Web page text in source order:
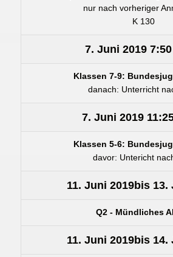
nur nach vorheriger
K 130
7. Juni 2019 7:50
Klassen 7-9:
danach: Unterricht
7. Juni 2019
Klassen 5-6:
davor: Untericht
11. Juni 2019bis 13.
Q2 - Mündliches
11. Juni 2019bis 14.